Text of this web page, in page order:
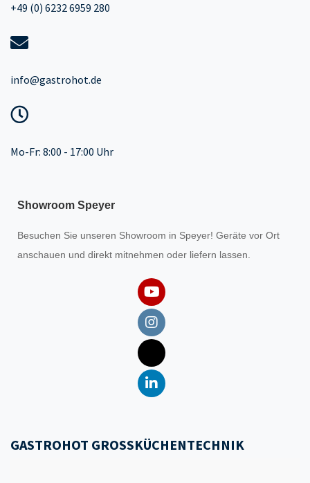
+49 (0) 6232 6959 280
info@gastrohot.de
Mo-Fr: 8:00 - 17:00 Uhr
Showroom Speyer
Besuchen Sie unseren Showroom in Speyer! Geräte vor Ort
anschauen und direkt mitnehmen oder liefern lassen.
GASTROHOT GROSSKÜCHENTECHNIK